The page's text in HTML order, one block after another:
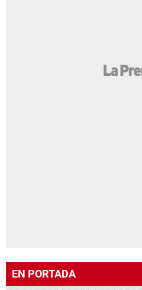
EN PORTADA